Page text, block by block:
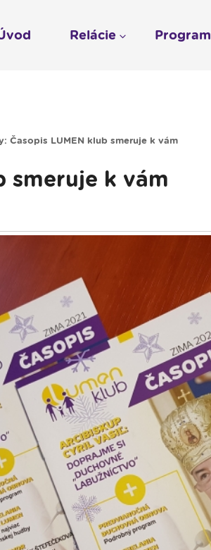
Časopis LUMEN klub smeruje k vám
smeruje k vám
Relácie
Rádio Vatikán - CZ
Program